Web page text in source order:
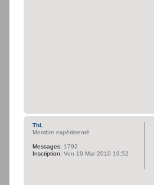
ThL
Membre expérimenté
Messages: 1792
Inscription: Ven 19 Mar 2010 19:52